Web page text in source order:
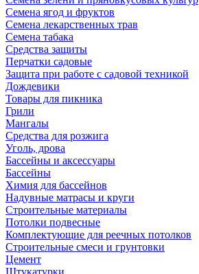
Семена ягод и фруктов
Семена лекарственных трав
Семена табака
Средства защиты
Перчатки садовые
Защита при работе с садовой техникой
Дождевики
Товары для пикника
Грили
Мангалы
Средства для розжига
Уголь, дрова
Бассейны и аксессуары
Бассейны
Химия для бассейнов
Надувные матрасы и круги
Строительные материалы
Потолки подвесные
Комплектующие для реечных потолков
Строительные смеси и грунтовки
Цемент
Штукатурки